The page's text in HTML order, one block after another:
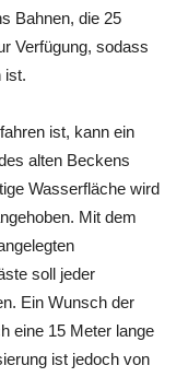
Bahnen, die 25
Verfügung, sodass
ist.
ist, kann ein
alten Beckens
Wasserfläche wird
Mit dem
soll jeder
Ein Wunsch der
eine 15 Meter lange
ist jedoch von